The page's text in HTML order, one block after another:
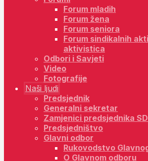
Forum mladih
Forum žena
Forum seniora
Forum sindikalnih
aktivistica
Odbori i Savjeti
Video
Fotografije
Naši ljudi
Predsjednik
Generalni sekretar
Zamjenici predsjednika
Predsjedništvo
Glavni odbor
Rukovodstvo
O Glavnom odboru